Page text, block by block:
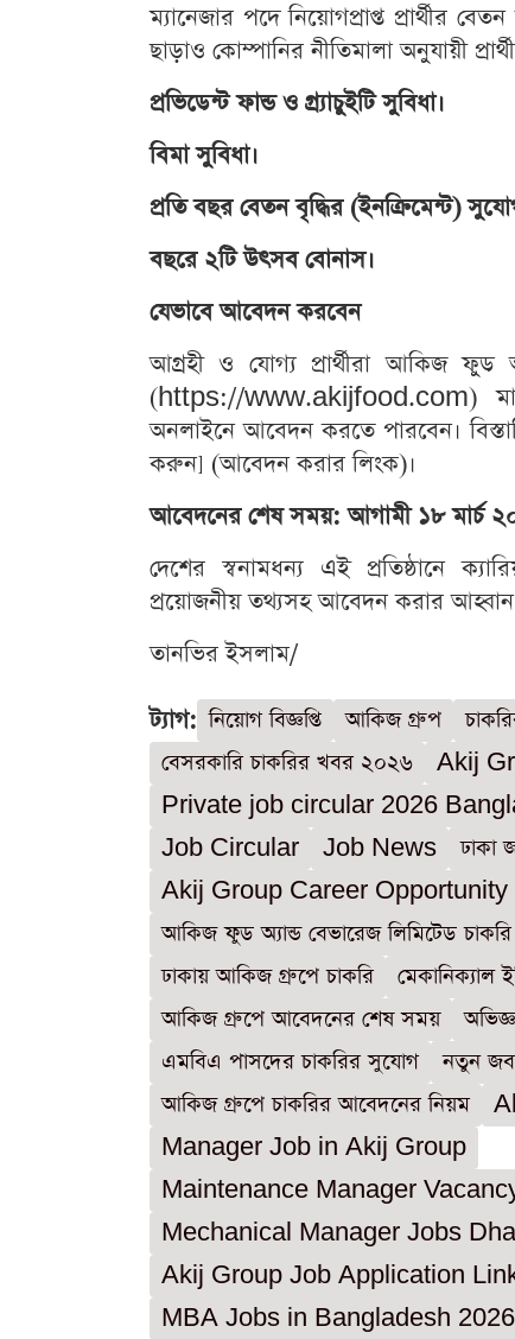
ম্যানেজার পদে নিয়োগপ্রাপ্ত প্রার্থীর
ছাড়াও কোম্পানির নীতিমালা অনুযায়ী
প্রভিডেন্ট ফান্ড ও গ্র্যাচুইটি সুবিধা।
বিমা সুবিধা।
প্রতি বছর বেতন বৃদ্ধির (ইনক্রিমেন্ট)
বছরে ২টি উৎসব বোনাস।
যেভাবে আবেদন করবেন
আগ্রহী ও যোগ্য প্রার্থীরা আকিজ ফুড
(https://www.akijfood.com)
অনলাইনে আবেদন করতে পারবেন।
করুন] (আবেদন করার লিংক)।
আবেদনের শেষ সময়: আগামী ১৮ মার্চ
দেশের স্বনামধন্য এই প্রতিষ্ঠানে
প্রয়োজনীয় তথ্যসহ আবেদন করার আহ্বান
তানভির ইসলাম/
ট্যাগ: নিয়োগ বিজ্ঞপ্তি আকিজ গ্রুপ
বেসরকারি চাকরির খবর ২০২৬
Akij
Private job circular 2026
Job Circular
Job News ঢাকা
Akij Group Career Opportunity
আকিজ ফুড অ্যান্ড বেভারেজ লিমিটেড চাকরি
ঢাকায় আকিজ গ্রুপে চাকরি
মেকানিক্যাল
আকিজ গ্রুপে আবেদনের শেষ সময়
এমবিএ পাসদের চাকরির সুযোগ
নতুন জব
আকিজ গ্রুপে চাকরির আবেদনের নিয়ম
Manager Job in Akij Group
Maintenance Manager
Mechanical Manager Jobs
Akij Group Job Application
MBA Jobs in Bangladesh 2026